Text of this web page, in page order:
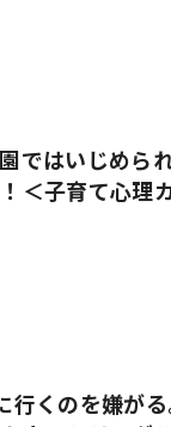
ではいじめら
＜子育て心理
行くのを嫌が